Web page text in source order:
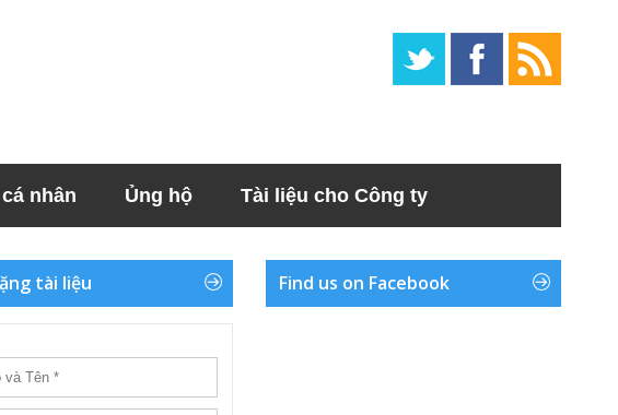
nhân Ủng hộ Tài liệu cho Công ty
tài liệu Find us on Facebook